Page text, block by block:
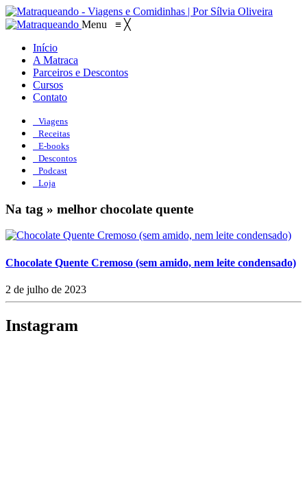
Menu ≡ ╳
Início
A Matraca
Parceiros e Descontos
Cursos
Contato
Viagens
Receitas
E-books
Descontos
Podcast
Loja
Na tag » melhor chocolate quente
Chocolate Quente Cremoso (sem amido, nem leite condensado)
2 de julho de 2023
Instagram